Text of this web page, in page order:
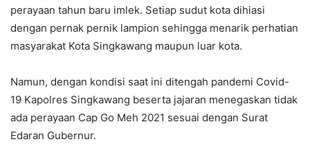
perayaan tahun baru imlek. Setiap sudut kota dihiasi
dengan pernak pernik lampion sehingga menarik perhatian
masyarakat Kota Singkawang maupun luar kota.
Namun, dengan kondisi saat ini ditengah pandemi Covid-
19 Kapolres Singkawang beserta jajaran menegaskan tidak
ada perayaan Cap Go Meh 2021 sesuai dengan Surat
Edaran Gubernur.